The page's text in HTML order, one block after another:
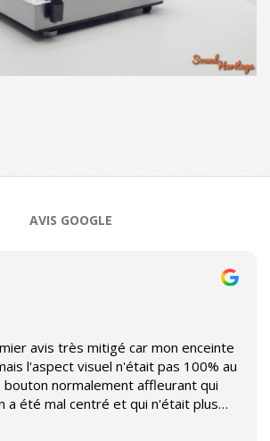
AVIS GOOGLE
avis très mitigé car mon enceinte
l'aspect visuel n'était pas 100% au
bouton normalement affleurant qui
a été mal centré et qui n'était plus